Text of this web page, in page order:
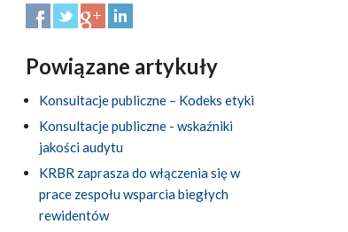
Powiązane artykuły
Konsultacje publiczne – Kodeks etyki
Konsultacje publiczne - wskaźniki
jakości audytu
KRBR zaprasza do włączenia się w
prace zespołu wsparcia biegłych
rewidentów